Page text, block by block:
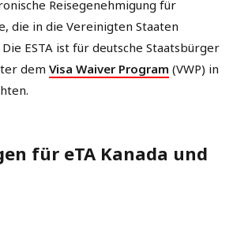
Reisegenehmigung für
die in die Vereinigten Staaten
ESTA ist für deutsche Staatsbürger
dem Visa Waiver Program (VWP) in
für eTA Kanada und